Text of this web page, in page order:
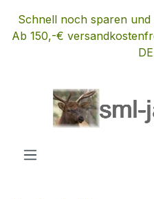
Zum Hauptinhalt springen
Schnell noch sparen
Ab 150,-€